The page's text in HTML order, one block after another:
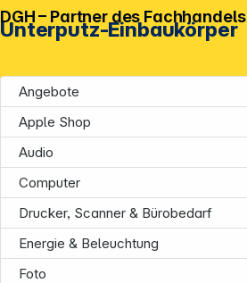
Unterputz-Einbaukörper
Angebote
Apple Shop
Audio
Computer
Drucker, Scanner & Bürobedarf
Energie & Beleuchtung
Foto
DGH – Partner des Fachhandels
Unternehmen
Informationen